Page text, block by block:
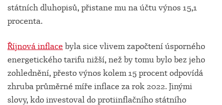
státních dluhopisů, přistane mu na účtu výnos 15,1
procenta.
Říjnová inflace byla sice vlivem započtení úsporného
energetického tarifu nižší, než by tomu bylo bez jeho
zohlednění, přesto výnos kolem 15 procent odpovídá
zhruba průměrné míře inflace za rok 2022. Jinými
slovy, kdo investoval do protiinflačního státního